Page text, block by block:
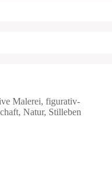
Malerei, figurativ-
Natur, Stilleben